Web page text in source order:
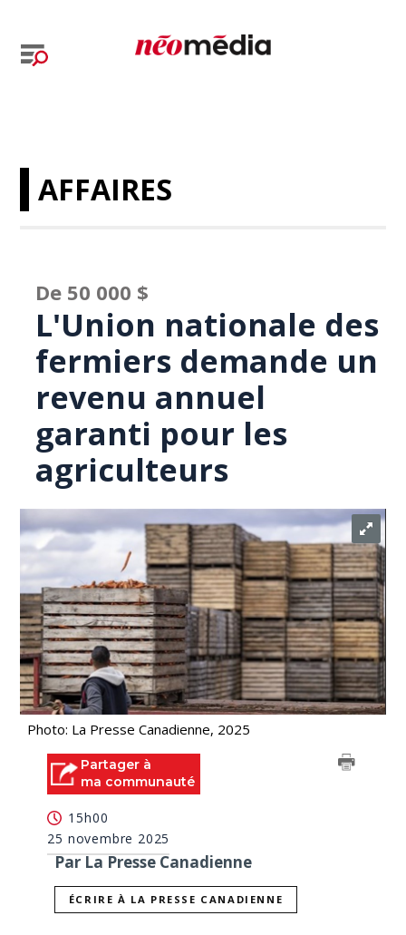
AFFAIRES
De 50 000 $
L'Union nationale des
fermiers demande un
revenu annuel
garanti pour les
agriculteurs
Photo: La Presse Canadienne, 2025
Partager à
ma communauté
15h00
25 novembre 2025
Par La Presse Canadienne
ÉCRIRE À LA PRESSE CANADIENNE